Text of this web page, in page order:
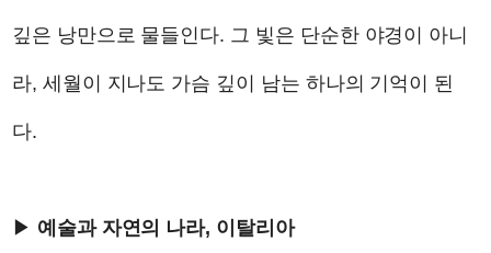
깊은 낭만으로 물들인다. 그 빛은 단순한 야경이 아니
라, 세월이 지나도 가슴 깊이 남는 하나의 기억이 된
다.
▶ 예술과 자연의 나라, 이탈리아